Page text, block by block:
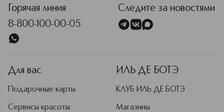
сообщество и понятную
коммуникацию, оставаясь верным
идее мужского порядка и
воспринимается как технологичный
и мужественный выбор, который
делает ежедневный уход
комфортным и помогает выглядеть
собранно и достойно.
Горячая линия
8-800-100-00-05
Следите за новостями
Для вас
Подарочные карты
Сервисы красоты
ИЛЬ ДЕ БОТЭ
КЛУБ ИЛЬ ДЕ БОТЭ
Магазины